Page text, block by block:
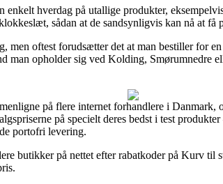
enkelt hverdag på utallige produkter,
sådan at de sandsynligvis kan nå at få
oftest forudsætter det at man bestiller for
man opholder sig ved Kolding, Smørumnedre
på flere internet forhandlere i
på specielt deres bedst i test
portofri levering.
butikker på nettet efter rabatkoder på Kurv